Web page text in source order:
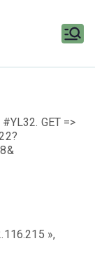
GET =>
»,